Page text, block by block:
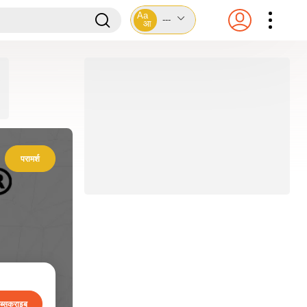
Aa
आ
---
परामर्श